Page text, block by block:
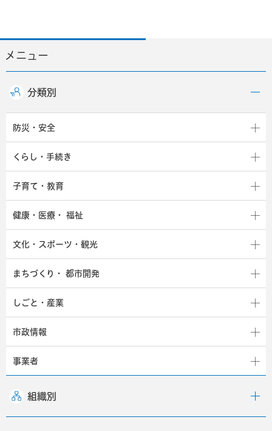
メニュー
分類別
防災・安全
くらし・手続き
子育て・教育
健康・医療・ 福祉
文化・スポーツ・観光
まちづくり・ 都市開発
しごと・産業
市政情報
事業者
組織別